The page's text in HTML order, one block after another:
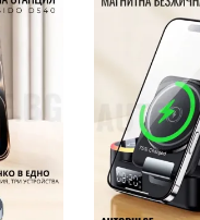
Сравни продукт
Quick View